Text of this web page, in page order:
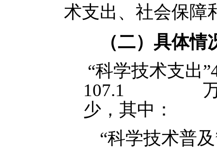
术支出、社会保障
（二） 具体情
“科学技术支出
107.1 万元，
少，其中：
“科学技术普及